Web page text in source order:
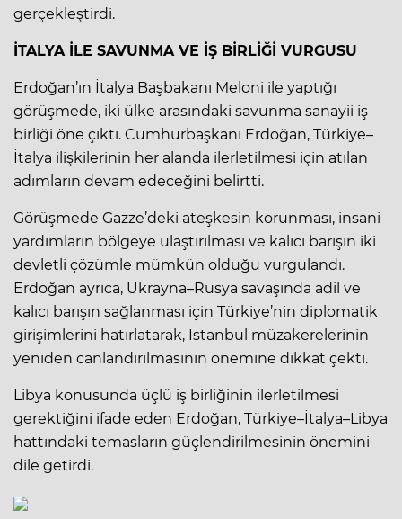
gerçekleştirdi.
İTALYA İLE SAVUNMA VE İŞ BİRLİĞİ VURGUSU
Erdoğan’ın İtalya Başbakanı Meloni ile yaptığı
görüşmede, iki ülke arasındaki savunma sanayii iş
birliği öne çıktı. Cumhurbaşkanı Erdoğan, Türkiye–
İtalya ilişkilerinin her alanda ilerletilmesi için atılan
adımların devam edeceğini belirtti.
Görüşmede Gazze’deki ateşkesin korunması, insani
yardımların bölgeye ulaştırılması ve kalıcı barışın iki
devletli çözümle mümkün olduğu vurgulandı.
Erdoğan ayrıca, Ukrayna–Rusya savaşında adil ve
kalıcı barışın sağlanması için Türkiye’nin diplomatik
girişimlerini hatırlatarak, İstanbul müzakerelerinin
yeniden canlandırılmasının önemine dikkat çekti.
Libya konusunda üçlü iş birliğinin ilerletilmesi
gerektiğini ifade eden Erdoğan, Türkiye–İtalya–Libya
hattındaki temasların güçlendirilmesinin önemini
dile getirdi.